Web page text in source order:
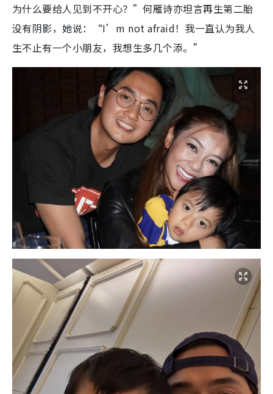
为什么要给人见到不开心？”何雁诗亦坦言再生第二胎
没有阴影，她说：“I’m not afraid！我一直认为我人
生不止有一个小朋友，我想生多几个添。”